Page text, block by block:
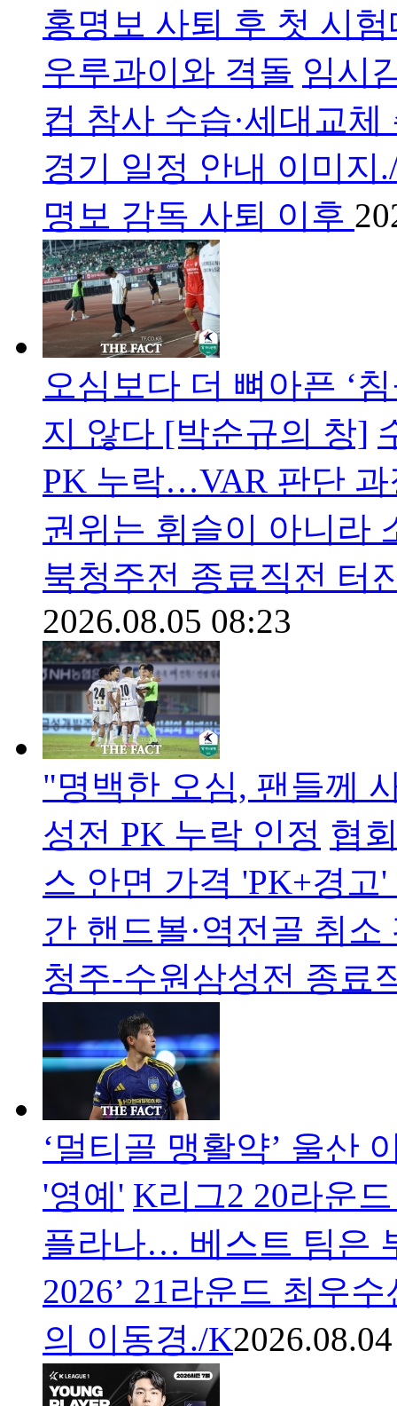
홍명보 사퇴 후 첫 시
우루과이와 격돌 임시
컵 참사 수습·세대교
경기 일정 안내 이미
명보 감독 사퇴 이후
오심보다 더 뼈아픈 ‘
지 않다 [박순규의 창]
PK 누락…VAR 판단
권위는 휘슬이 아니라
북청주전 종료직전 터
2026.08.05 08:23
"명백한 오심, 팬들께
성전 PK 누락 인정 협
스 안면 가격 'PK+경
간 핸드볼·역전골 취
청주-수원삼성전 종료
‘멀티골 맹활약’ 울산
'영예' K리그2 20라운
플라나… 베스트 팀은
2026’ 21라운드 최우
의 이동경./K